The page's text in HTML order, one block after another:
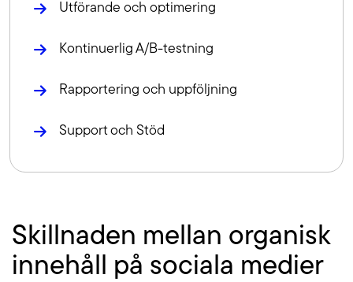
Utförande och optimering
Kontinuerlig A/B-testning
Rapportering och uppföljning
Support och Stöd
Skillna­den mellan organisk
innehåll på sociala medier